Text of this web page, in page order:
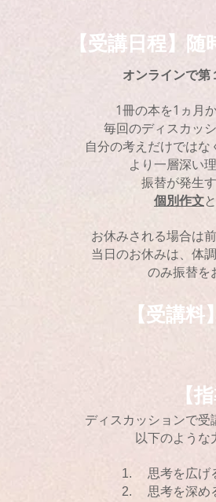
【受講日程】
オンラインで第
1冊の本を1ヵ月
毎回のディスカッ
自分の考えだけでは
より一層深い
振替が発生
個別作文
お休みされる場合は
当日のお休みは、体
のみ振替を
【受講
【
ディスカッションで受
以下のような
思考を広げ
思考を深め